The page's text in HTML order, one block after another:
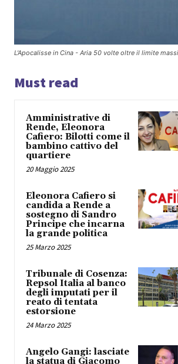
L'Apocalisse in Cina - Aria 50 volte oltre il limite
Must read
Amministrative di
Rende, Eleonora
Cafiero: Bilotti come il
bambino cattivo del
quartiere
20 Maggio 2025
Eleonora Cafiero si
candida a Rende a
sostegno di Sandro
Principe che incarna
la grande politica
25 Marzo 2025
Tribunale di Cosenza:
Repsol Italia al banco
degli imputati per il
reato di tentata
estorsione
24 Marzo 2025
Angelo Gangi: lasciate
la statua di Giacomo